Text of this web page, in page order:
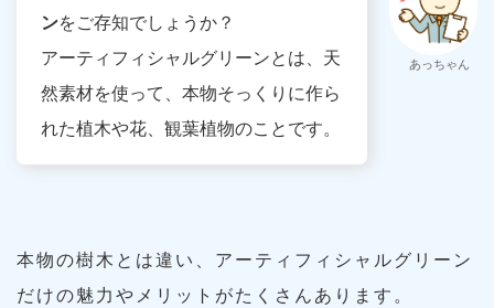
ンをご存知でしょうか？
アーティフィシャルグリーンとは、天
然素材を使って、本物そっくりに作ら
れた植木や花、観葉植物のことです。
あっちゃん
本物の樹木とは違い、アーティフィシャルグリーン
だけの魅力やメリットがたくさんあります。